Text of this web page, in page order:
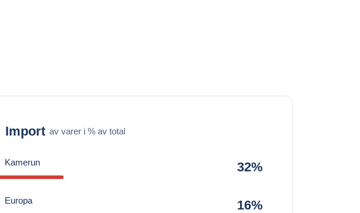
Import av varer i % av total
Kamerun 32%
Europa 16%